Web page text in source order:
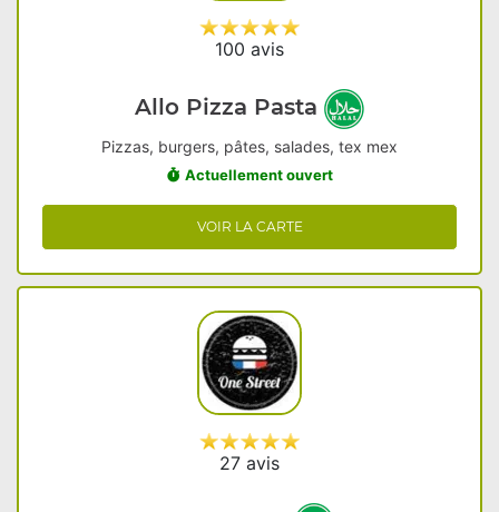
100 avis
Allo Pizza Pasta
Pizzas, burgers, pâtes, salades, tex mex
Actuellement ouvert
VOIR LA CARTE
27 avis